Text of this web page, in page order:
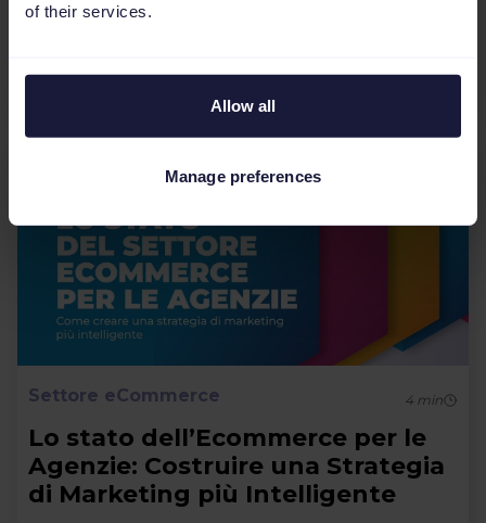
of their services.
Allow all
Manage preferences
ecommerce nel mercato Italiano? Valeria
Settore eCommerce 4min
Lo stato dell’Ecommerce per le
Agenzie: Costruire una Strategia
di Marketing più Intelligente